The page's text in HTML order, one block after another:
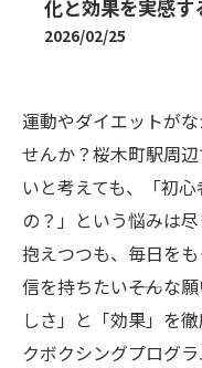
化と効果を実感す
2026/02/25
運動やダイエットが
せんか？桜木町駅周
いと考えても、「初
の？」という悩みは
抱えつつも、毎日を
信を持ちたい――そんな
しさ」と「効果」を
クボクシングプログ